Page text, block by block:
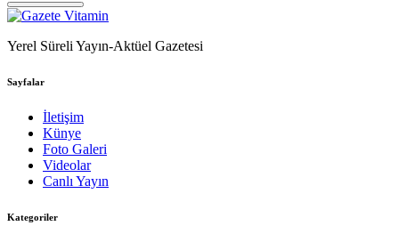
Yerel Süreli Yayın-Aktüel Gazetesi
Sayfalar
İletişim
Künye
Foto Galeri
Videolar
Canlı Yayın
Kategoriler